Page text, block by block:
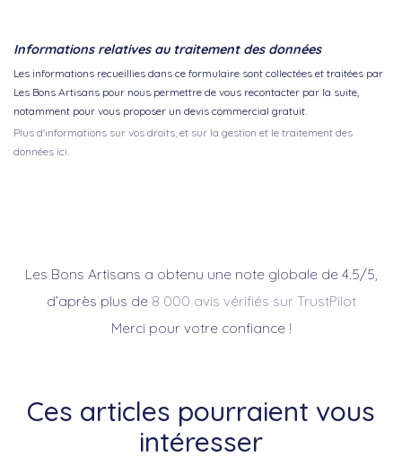
Informations relatives au traitement des données
Les informations recueillies dans ce formulaire sont collectées et traitées par
Les Bons Artisans pour nous permettre de vous recontacter par la suite,
notamment pour vous proposer un devis commercial gratuit.
Plus d'informations sur vos droits, et sur la gestion et le traitement des
données ici.
Les Bons Artisans a obtenu une note globale de 4.5/5,
d’après plus de 8 000 avis vérifiés sur TrustPilot
Merci pour votre confiance !
Ces articles pourraient vous
intéresser